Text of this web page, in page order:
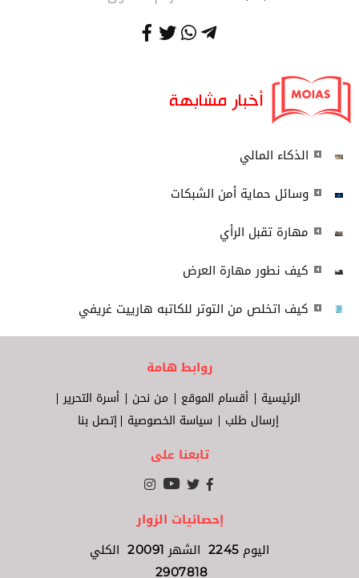
أخبار مشابهة
الذكاء المالي
وسائل حماية أمن الشبكات
مهارة تقبل الرأي
كيف نطور مهارة العرض
كيف اتخلص من التوتر للكاتبه هارييت غريفي
روابط هامة
الرئيسية أقسام الموقع من نحن
أسرة التحرير
إرسال طلب
سياسة الخصوصية إتصل بنا
تابعنا على
إحصائيات الزوار
اليوم2245 الشهر20091 الكلي
2907818